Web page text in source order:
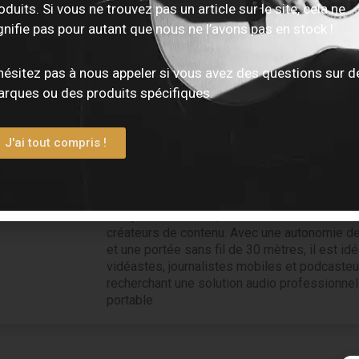
Identifiés “hot Shoe”
Shure MoveMic MV88+
offrant quatre directivités sélectionnables
directement aux smartphones via les
MOTIV™, ou à des caméras et ordinateurs à
récepteur MoveMic, offrant une flexibilité
créateurs de contenu. Avec une autonomie
et une portée sans fil de 30 mètres, il est
vidéastes, journalistes mobiles et
recherchant une solution audio
portable.
Si vous ne trouvez pas un article sur le site, cela ne
pas pour autant que nous ne l’avons pas en stock !
pas à nous appeler si vous avez des questions sur
ou des produits spécifiques.
J'ai tout compris !